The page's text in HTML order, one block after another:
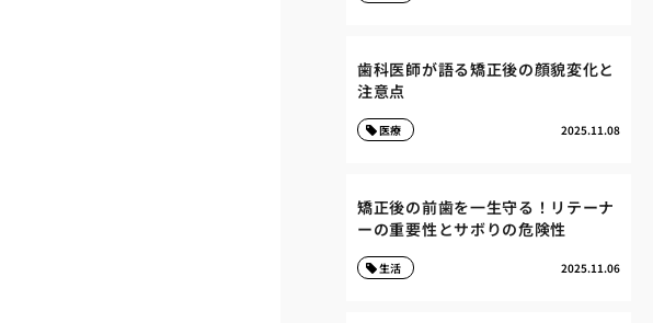
歯科医師が語る矯正後の顔貌変化と
注意点
2025.11.08
医療
矯正後の前歯を一生守る！リテーナ
ーの重要性とサボりの危険性
2025.11.06
生活